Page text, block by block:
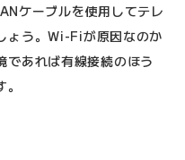
ケーブルを使用してテレ
ょう。Wi-Fiが原因なのか
であれば有線接続のほう